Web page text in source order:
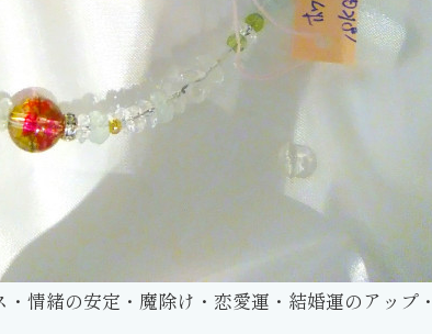
情緒の安定・魔除け・恋愛運・結婚運のアップ